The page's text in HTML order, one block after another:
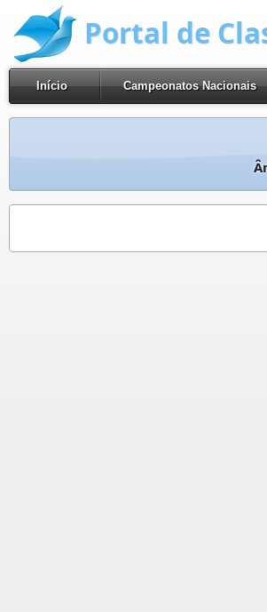
Portal de
Início Campeonatos Nacionais